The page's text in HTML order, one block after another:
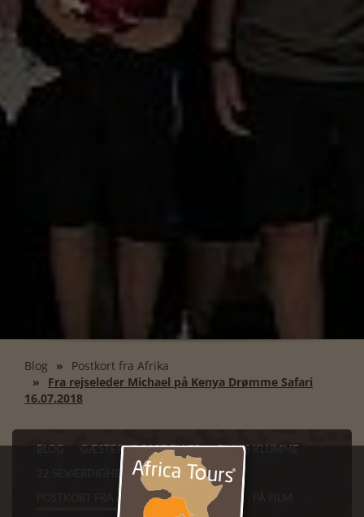
Blog
Postkort fra Afrika
Fra rejseleder Michael på Kenya Drømme Safari
16.07.2018
BLOG GÆSTERNE FORTÆLLER
FINN'S KLUMME
22 SEVÆRDIGHEDER I CAPE TOWN
POSTKORT FRA AFRIKA
VORES AFRIKA - PÅ FILM